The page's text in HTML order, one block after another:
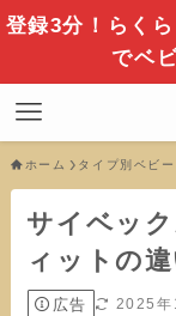
登録3分！らく
でベ
ホーム タイプ別ベビ
サイベッ
ィットの
広告 2025年